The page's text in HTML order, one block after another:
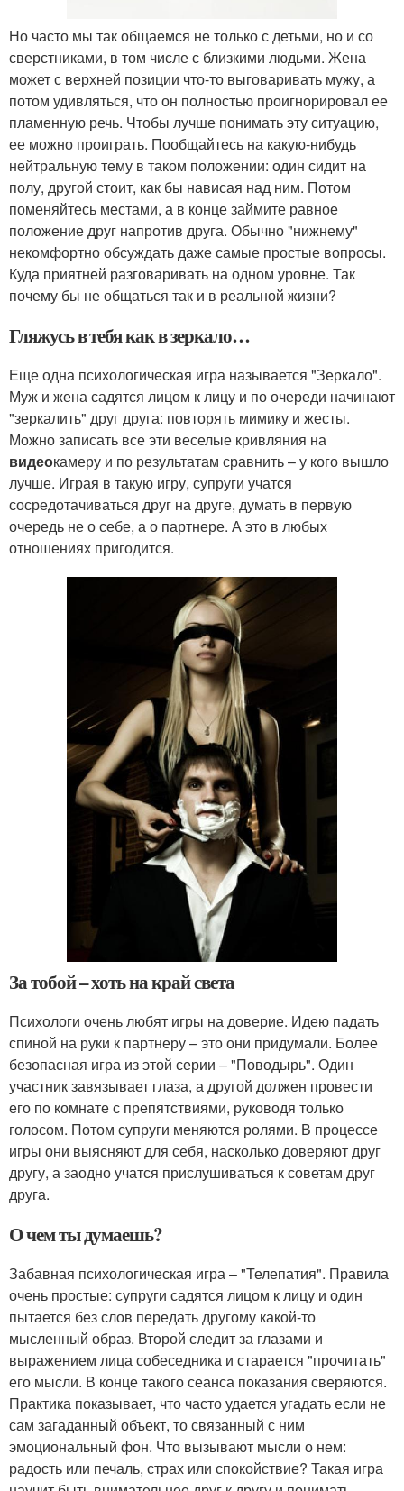
Но часто мы так общаемся не только с детьми, но и со
сверстниками, в том числе с близкими людьми. Жена
может с верхней позиции что-то выговаривать мужу, а
потом удивляться, что он полностью проигнорировал ее
пламенную речь. Чтобы лучше понимать эту ситуацию,
ее можно проиграть. Пообщайтесь на какую-нибудь
нейтральную тему в таком положении: один сидит на
полу, другой стоит, как бы нависая над ним. Потом
поменяйтесь местами, а в конце займите равное
положение друг напротив друга. Обычно "нижнему"
некомфортно обсуждать даже самые простые вопросы.
Куда приятней разговаривать на одном уровне. Так
почему бы не общаться так и в реальной жизни?
Гляжусь в тебя как в зеркало…
Еще одна психологическая игра называется "Зеркало".
Муж и жена садятся лицом к лицу и по очереди начинают
"зеркалить" друг друга: повторять мимику и жесты.
Можно записать все эти веселые кривляния на
видеокамеру и по результатам сравнить – у кого вышло
лучше. Играя в такую игру, супруги учатся
сосредотачиваться друг на друге, думать в первую
очередь не о себе, а о партнере. А это в любых
отношениях пригодится.
За тобой – хоть на край света
Психологи очень любят игры на доверие. Идею падать
спиной на руки к партнеру – это они придумали. Более
безопасная игра из этой серии – "Поводырь". Один
участник завязывает глаза, а другой должен провести
его по комнате с препятствиями, руководя только
голосом. Потом супруги меняются ролями. В процессе
игры они выясняют для себя, насколько доверяют друг
другу, а заодно учатся прислушиваться к советам друг
друга.
О чем ты думаешь?
Забавная психологическая игра – "Телепатия". Правила
очень простые: супруги садятся лицом к лицу и один
пытается без слов передать другому какой-то
мысленный образ. Второй следит за глазами и
выражением лица собеседника и старается "прочитать"
его мысли. В конце такого сеанса показания сверяются.
Практика показывает, что часто удается угадать если не
сам загаданный объект, то связанный с ним
эмоциональный фон. Что вызывают мысли о нем:
радость или печаль, страх или спокойствие? Такая игра